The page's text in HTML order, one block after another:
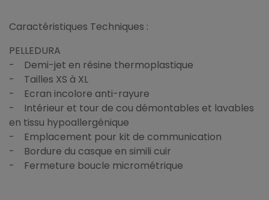
Caractéristiques Techniques :
PELLEDURA
- Demi-jet en résine thermoplastique
- Tailles XS à XL
- Ecran incolore anti-rayure
- Intérieur et tour de cou démontables et lavables
en tissu hypoallergénique
- Emplacement pour kit de communication
- Bordure du casque en simili cuir
- Fermeture boucle micrométrique